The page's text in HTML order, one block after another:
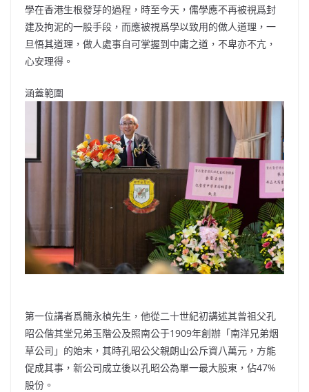
學在香港生根發芽的過程，時至今天，儒學應不再被視爲封
建及拘泥的一股手段，而應被視爲學以致用的做人道理，一
旦悟其道理，做人處事自可掌握到中庸之道，不卑亦不亢，
心安理得。
涵蓋範圍
第一位講者爲簡永楨先生，他從二十世紀初講述其曾祖父孔
昭公偕其堂兄弟玉階公及照南公于1909年創辦「南洋兄弟烟
草公司」的始末，其時孔昭公父親朗山公斥資八萬元，方能
促成其事，新公司成立後以孔昭公為單一最大股東，佔47%
股份。